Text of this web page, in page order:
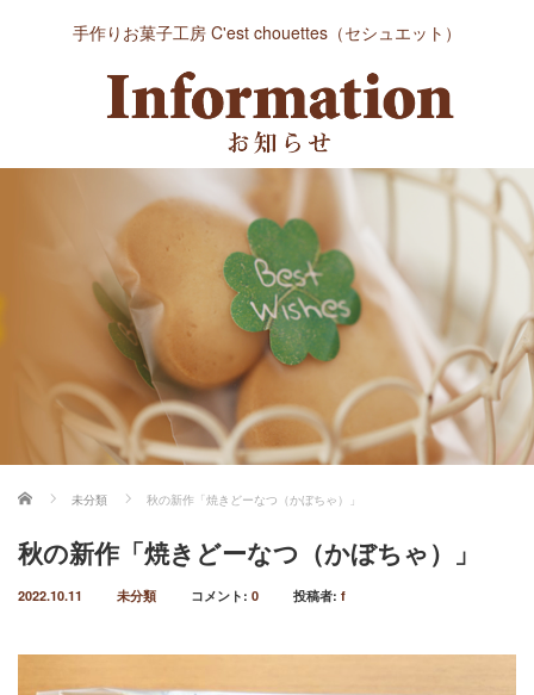
手作りお菓子工房 C'est chouettes（セシュエット）
ホーム 未分類 秋の新作「焼きどーなつ（かぼちゃ）」
秋の新作「焼きどーなつ（かぼちゃ）」
2022.10.11 未分類 コメント: 0 投稿者: f